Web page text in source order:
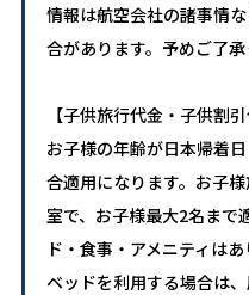
情報は航空会社の諸事情
合があります。予めご了承
【子供旅行代金・子供割
お子様の年齢が日本帰着
合適用になります。お子
室で、お子様最大2名まで
ド・食事・アメニティはあ
ベッドを利用する場合は